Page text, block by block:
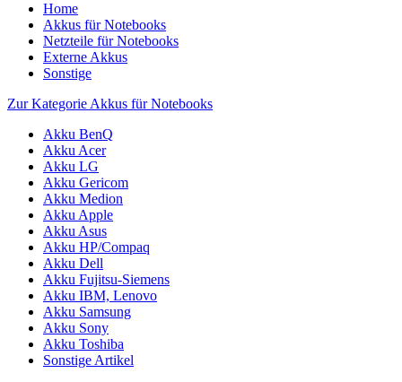
Home
Akkus für Notebooks
Netzteile für Notebooks
Externe Akkus
Sonstige
Zur Kategorie Akkus für Notebooks
Akku BenQ
Akku Acer
Akku LG
Akku Gericom
Akku Medion
Akku Apple
Akku Asus
Akku HP/Compaq
Akku Dell
Akku Fujitsu-Siemens
Akku IBM, Lenovo
Akku Samsung
Akku Sony
Akku Toshiba
Sonstige Artikel